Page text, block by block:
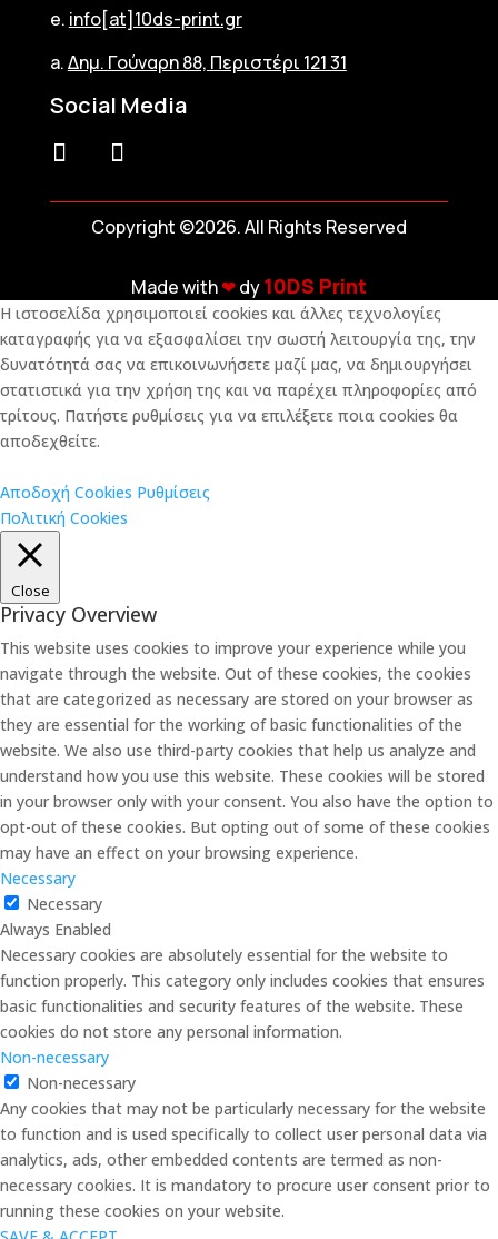
e. info[at]10ds-print.gr
a.Δημ. Γούναρη 88, Περιστέρι 121 31
Social Media
Copyright ©2026. All Rights Reserved
Made with❤︎dy10DS Print
Η ιστοσελίδα χρησιμοποιεί cookies και άλλες τεχνολογίες
καταγραφής για να εξασφαλίσει την σωστή λειτουργία της, την
δυνατότητά σας να επικοινωνήσετε μαζί μας, να δημιουργήσει
στατιστικά για την χρήση της και να παρέχει πληροφορίες από
τρίτους. Πατήστε ρυθμίσεις για να επιλέξετε ποια cookies θα
αποδεχθείτε.
Αποδοχή Cookies Ρυθμίσεις
Πολιτική Cookies
Close
Privacy Overview
This website uses cookies to improve your experience while you
navigate through the website. Out of these cookies, the cookies
that are categorized as necessary are stored on your browser as
they are essential for the working of basic functionalities of the
website. We also use third-party cookies that help us analyze and
understand how you use this website. These cookies will be stored
in your browser only with your consent. You also have the option to
opt-out of these cookies. But opting out of some of these cookies
may have an effect on your browsing experience.
Necessary
Necessary
Always Enabled
Necessary cookies are absolutely essential for the website to
function properly. This category only includes cookies that ensures
basic functionalities and security features of the website. These
cookies do not store any personal information.
Non-necessary
Non-necessary
Any cookies that may not be particularly necessary for the website
to function and is used specifically to collect user personal data via
analytics, ads, other embedded contents are termed as non-
necessary cookies. It is mandatory to procure user consent prior to
running these cookies on your website.